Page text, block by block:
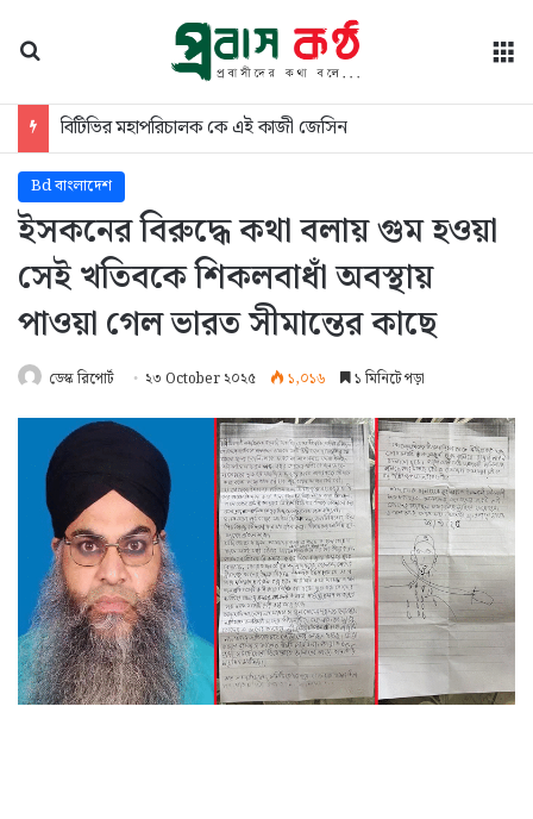
জাতীয় বিশ্ববিদ্যালয়ের মাস্টার্স শেষপর্ব পরীক্ষার ফল প্রকাশ
Bd বাংলাদেশ
ইসকনের বিরুদ্ধে কথা বলায় গুম হওয়া
সেই খতিবকে শিকলবাধাঁ অবস্থায়
পাওয়া গেল ভারত সীমান্তের কাছে
ডেস্ক রিপোর্ট ২৩ October ২০২৫ ১,০১৬ ১ মিনিটে পড়া